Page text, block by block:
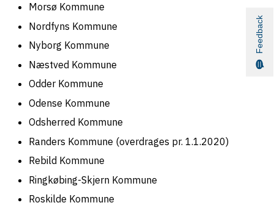
Morsø Kommune
Nordfyns Kommune
Nyborg Kommune
Næstved Kommune
Odder Kommune
Odense Kommune
Odsherred Kommune
Randers Kommune (overdrages pr. 1.1.2020)
Rebild Kommune
Ringkøbing-Skjern Kommune
Roskilde Kommune
Feedback